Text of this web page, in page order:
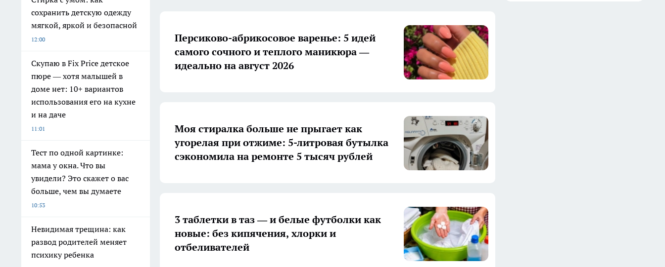
сохранить детскую одежду
мягкой, яркой и безопасной
12:00
Скупаю в Fix Price детское
пюре — хотя малышей в
доме нет: 10+ вариантов
использования его на кухне
и на даче
11:01
Тест по одной картинке:
мама у окна. Что вы
увидели? Это скажет о вас
больше, чем вы думаете
10:53
Невидимая трещина: как
развод родителей меняет
психику ребенка
Персиково-абрикосовое варенье: 5 идей
самого сочного и теплого маникюра —
идеально на август 2026
Моя стиралка больше не прыгает как
угорелая при отжиме: 5-литровая бутылка
сэкономила на ремонте 5 тысяч рублей
3 таблетки в таз — и белые футболки как
новые: без кипячения, хлорки и
отбеливателей